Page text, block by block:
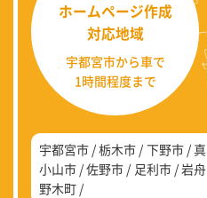
ホームページ作成
対応地域
宇都宮市から車で
1時間程度まで
宇都宮市 栃木市 下野市
小山市 佐野市 足利市 岩
野木町